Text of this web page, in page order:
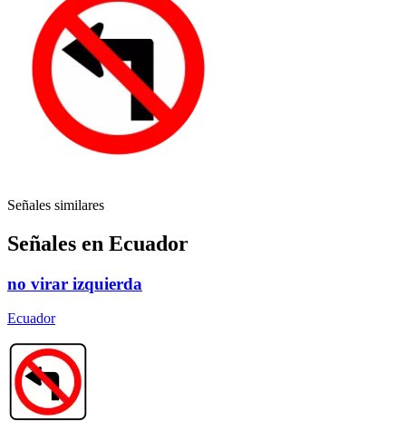
Señales similares
Señales en Ecuador
no virar izquierda
Ecuador